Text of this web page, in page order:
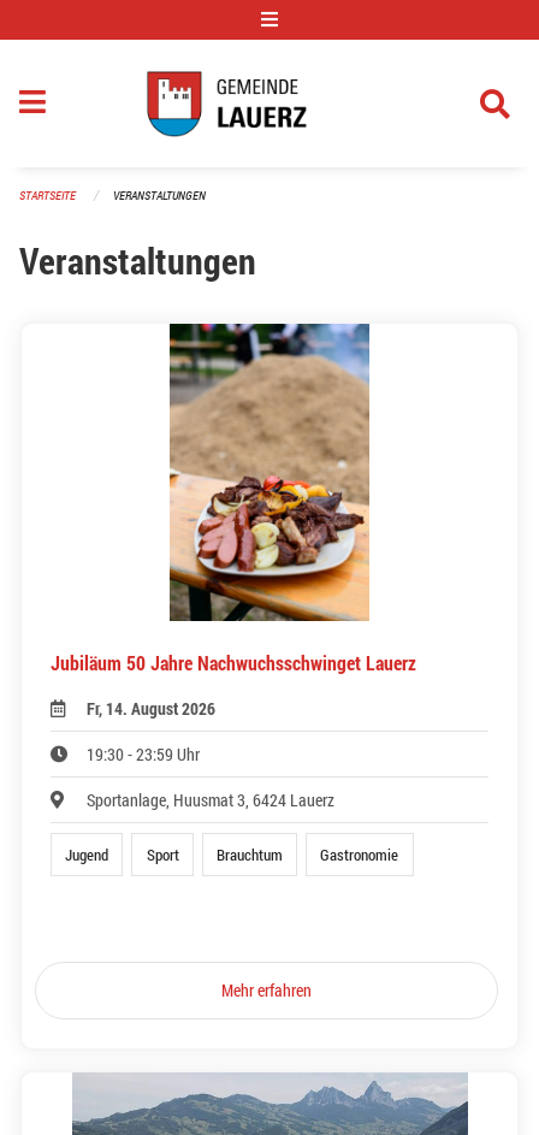
STARTSEITE VERANSTALTUNGEN
Veranstaltungen
Jubiläum 50 Jahre Nachwuchsschwinget Lauerz
Fr, 14. August 2026
19:30 - 23:59 Uhr
Sportanlage, Huusmat 3, 6424 Lauerz
Jugend Sport Brauchtum Gastronomie
Mehr erfahren